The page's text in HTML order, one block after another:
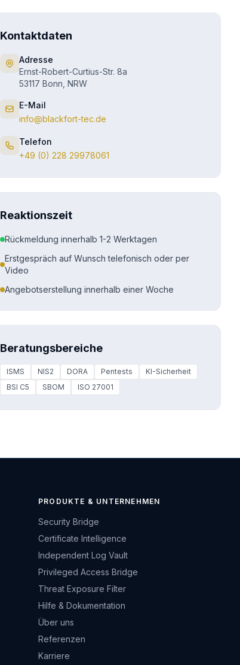
Kontaktdaten
Adresse
Ernst-Robert-Curtius-Str. 8a
53117 Bonn, NRW
E-Mail
info@blackfort-tec.de
Telefon
+49 (0) 228 29978061
Reaktionszeit
Rückmeldung innerhalb 1-2 Werktagen
Erstgespräch auf Wunsch telefonisch oder per
Video
Angebotserstellung innerhalb einer Woche
Beratungsbereiche
ISMS NIS2 DORA Pentests
KI-Sicherheit
BSI C5
SBOM ISO 27001
PRODUKTE & UNTERNEHMEN
Security Bridge
Certificate Intelligence
Independent Log Vault
Privileged Access Bridge
Threat Exposure Filter
Hilfe & Dokumentation
Über uns
Referenzen
Karriere